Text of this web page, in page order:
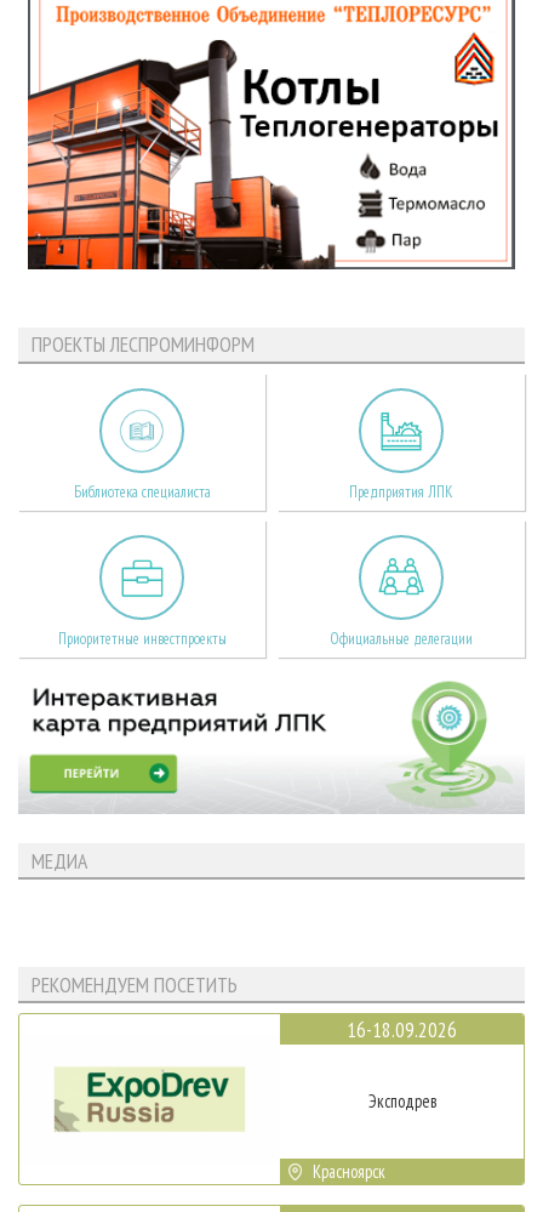
ПРОЕКТЫ ЛЕСПРОМИНФОРМ
Библиотека специалиста Предприятия ЛПК
Приоритетные инвестпроекты Официальные делегации
МЕДИА
РЕКОМЕНДУЕМ ПОСЕТИТЬ
16-18.09.2026
Эксподрев
Красноярск